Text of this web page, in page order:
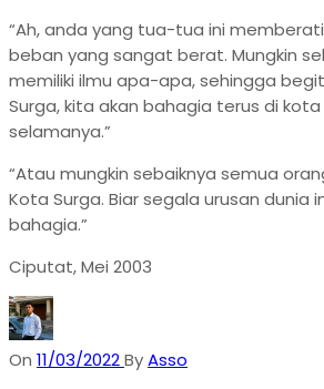
“Ah, anda yang tua-tua ini
beban yang sangat berat. Mungkin
memiliki ilmu apa-apa, sehingga
Surga, kita akan bahagia terus di kota
selamanya.”
“Atau mungkin sebaiknya semua
Kota Surga. Biar segala urusan dunia
bahagia.”
Ciputat, Mei 2003
On 11/03/2022ByAsso